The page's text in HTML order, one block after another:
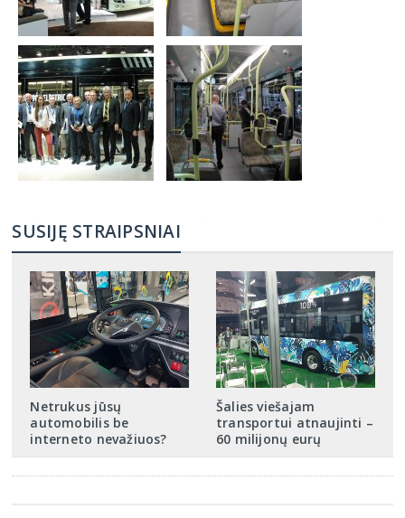
SUSIJĘ STRAIPSNIAI
Netrukus jūsų
automobilis be
interneto nevažiuos?
Šalies viešajam
transportui atnaujinti –
60 milijonų eurų